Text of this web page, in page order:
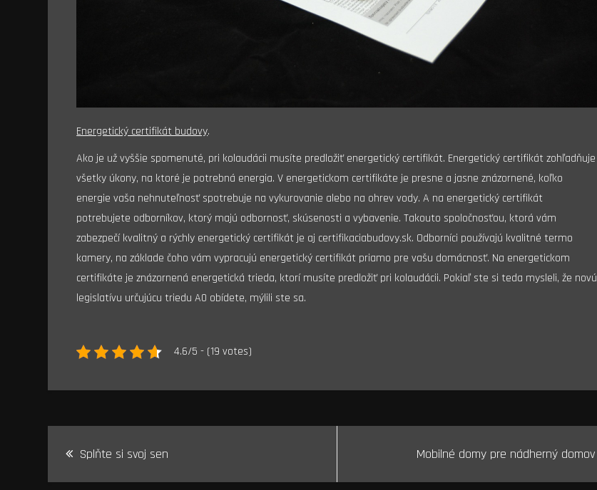
Energetický certifikát budovy.
Ako je už vyššie spomenuté, pri kolaudácii musíte predložiť energetický certifikát. Energetický certifikát zohľadňuje
všetky úkony, na ktoré je potrebná energia. V energetickom certifikáte je presne a jasne znázornené, koľko
energie vaša nehnuteľnosť spotrebuje na vykurovanie alebo na ohrev vody. A na energetický certifikát
potrebujete odborníkov, ktorý majú odbornosť, skúsenosti a vybavenie. Takouto spoločnosťou, ktorá vám
zabezpečí kvalitný a rýchly energetický certifikát je aj certifikaciabudovy.sk. Odborníci používajú kvalitné termo
kamery, na základe čoho vám vypracujú energetický certifikát priamo pre vašu domácnosť. Na energetickom
certifikáte je znázornená energetická trieda, ktorí musíte predložiť pri kolaudácii. Pokiaľ ste si teda mysleli, že novú
legislatívu určujúcu triedu A0 obídete, mýlili ste sa.
4.6/5 - (19 votes)
Navigace
Splňte si svoj sen Mobilné domy pre nádherný domov